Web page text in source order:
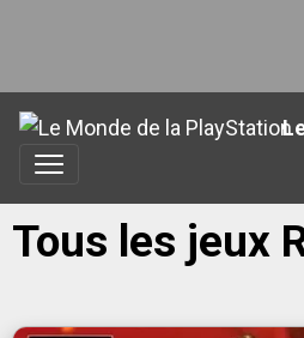
Tous les jeux